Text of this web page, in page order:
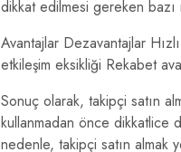
dikkat edilmesi gereken bazı
Avantajlar Dezavantajlar
etkileşim eksikliği Rekabet
Sonuç olarak, takipçi satın
kullanmadan önce dikkatlice
nedenle, takipçi satın almak